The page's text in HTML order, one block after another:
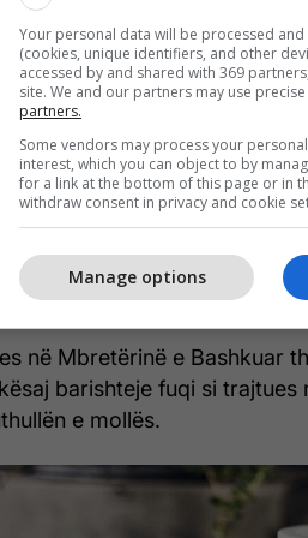
ilaçi shërues në të vërtetë
kanë testuar efektin e
i cili shkakton aknet,
të lëkurës.
kanë treguar që tinktura
vetëm pas pesë minutash
në Mbretërinë e Bashkuar
barishteje fuqi si trajtues
e mollës.
Your personal data will be processed
(cookies, unique identifiers, and other
accessed by and shared with 369
site. We and our partners may use
partners.
Some vendors may process your
interest, which you can object to by
for a link at the bottom of this page or in
withdraw consent in privacy and cookie
Manage options